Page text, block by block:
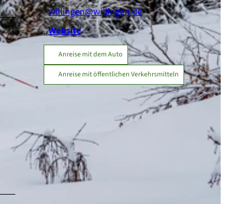
willingen@willingen.de
Website
Anreise mit dem Auto
Anreise mit öffentlichen Verkehrsmitteln